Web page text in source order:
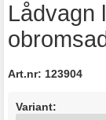
Lådvagn
Art.nr: 123904
Variant: